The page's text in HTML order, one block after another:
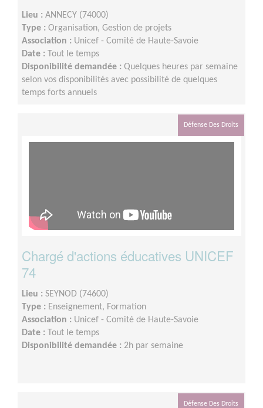
Lieu : ANNECY (74000)
Type : Organisation, Gestion de projets
Association : Unicef - Comité de Haute-Savoie
Date :
Tout le temps
Disponibilité demandée : Quelques heures par semaine
selon vos disponibilités avec possibilité de quelques
temps forts annuels
Défense Des Droits
Chargé d'actions éducatives UNICEF
74
Lieu : SEYNOD (74600)
Type : Enseignement, Formation
Association : Unicef - Comité de Haute-Savoie
Date :
Tout le temps
Disponibilité demandée : 2h par semaine
Défense Des Droits